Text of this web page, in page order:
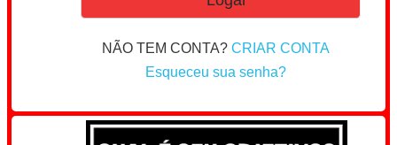
NÃO TEM CONTA?CRIAR CONTA
Esqueceu sua senha?